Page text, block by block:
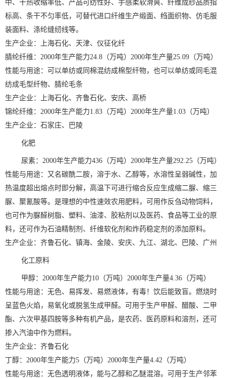
中、干热收缩率低、产品可纺性好、手感柔软滑爽、纤维成纱品质指
标高、条干不匀率低，可替代进口纤维生产缎面、绉面织物、仿毛服
装面料、涤纶缝纫线等。
生产企业：上海石化、天津、仪征化纤
腈纶纤维：2000年生产能力24.8（万吨）2000年生产量25.09（万吨）
性能与用途：可以单纺或同棉混纺成棉型纤物，也可以单纺或同毛混
纺成毛型纤物、腈纶毛条
生产企业：上海石化、齐鲁石化、安庆、高桥
锦纶纤维：2000年生产能力1.83（万吨）2000年生产量1.03（万吨）
生产企业：石家庄、巴陵
化肥
尿素：2000年生产能力436（万吨）2000年生产量292.25（万吨）
性能与用途：又名碳酰二胺，溶于水、乙醇等，水溶性呈弱碱性，加
热温度超出熔点时即分解，高温下可进行缩合反应生成缩二脲、缩三
脲、聚氰酸等。是理想的中性速效农用肥料，可用作反刍动物饲料，
也可作为脲醛树脂、塑料、油漆、胶粘剂以及医药、食品等工业的原
料，还可作为石油精制剂、纤维软化剂和炸药稳定剂的添加原料。
生产企业：齐鲁石化、镇海、金陵、安庆、九江、湖北、巴陵、广州
化工原料
甲醇：2000年生产能力10（万吨）2000年生产量4.36（万吨）
性能与用途：无色、易挥发、易燃液体，有毒！饮后能致盲。燃烧时
呈蓝色火焰，易氧化或脱氢生成甲醛。可用于生产甲醛、醋酸、二甲
酯、六次甲基四胺等多种有机产品，是农药、医药原料和溶剂，还可
掺入汽油中作为燃料。
生产企业：齐鲁石化
丁醇：2000年生产能力5（万吨）2000年生产量4.42（万吨）
性能与用途：无色透明液体，能与乙醇和乙醚混溶。可用于生产邻苯